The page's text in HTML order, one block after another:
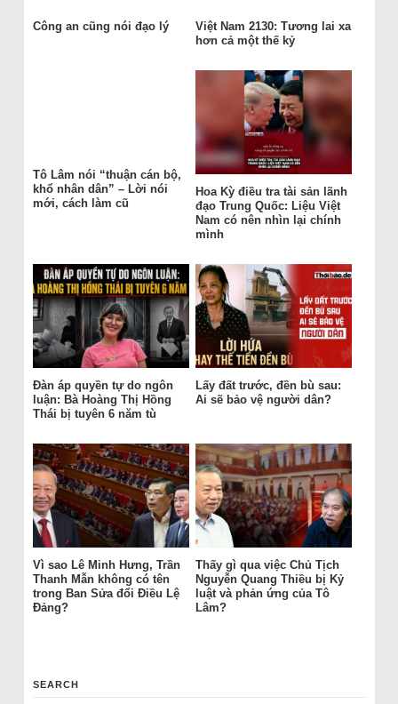
Công an cũng nói đạo lý
Việt Nam 2130: Tương lai xa
hơn cả một thế kỷ
Tô Lâm nói “thuận cán bộ,
khổ nhân dân” – Lời nói
mới, cách làm cũ
Hoa Kỳ điều tra tài sản lãnh
đạo Trung Quốc: Liệu Việt
Nam có nên nhìn lại chính
mình
Đàn áp quyền tự do ngôn
luận: Bà Hoàng Thị Hồng
Thái bị tuyên 6 năm tù
Lấy đất trước, đền bù sau:
Ai sẽ bảo vệ người dân?
Vì sao Lê Minh Hưng, Trần
Thanh Mẫn không có tên
trong Ban Sửa đổi Điều Lệ
Đảng?
Thấy gì qua việc Chủ Tịch
Nguyễn Quang Thiều bị Kỷ
luật và phản ứng của Tô
Lâm?
SEARCH